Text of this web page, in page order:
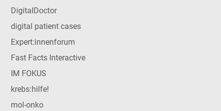
DigitalDoctor
digital patient cases
Expert:innenforum
Fast Facts Interactive
IM FOKUS
krebs:hilfe!
mol-onko